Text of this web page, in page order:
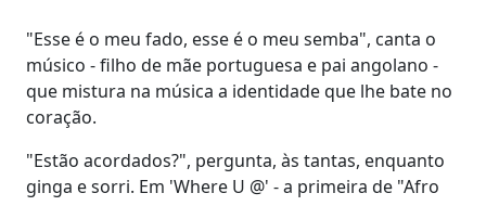
"Esse é o meu fado, esse é o meu semba", canta o
músico - filho de mãe portuguesa e pai angolano -
que mistura na música a identidade que lhe bate no
coração.
"Estão acordados?", pergunta, às tantas, enquanto
ginga e sorri. Em 'Where U @' - a primeira de "Afro